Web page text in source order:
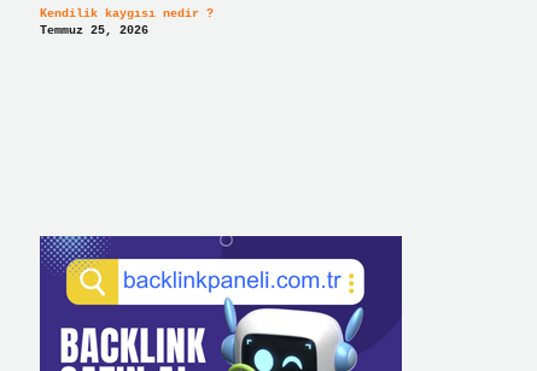
Kendilik kaygısı nedir ?
Temmuz 25, 2026